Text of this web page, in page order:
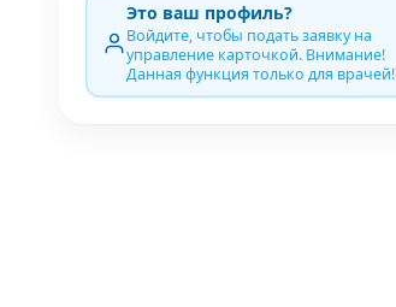
Это ваш профиль?
Войдите, чтобы подать заявку на
управление карточкой. Внимание!
Данная функция только для врачей!